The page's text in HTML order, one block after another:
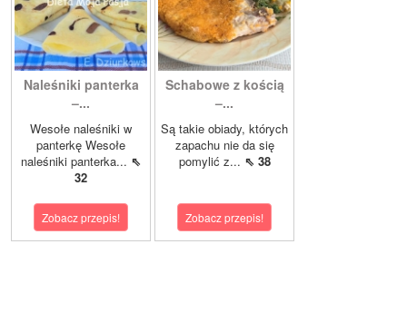
Naleśniki panterka
–...
Wesołe naleśniki w
panterkę Wesołe
naleśniki panterka... ⇖
32
Zobacz przepis!
Schabowe z kością
–...
Są takie obiady, których
zapachu nie da się
pomylić z... ⇖ 38
Zobacz przepis!